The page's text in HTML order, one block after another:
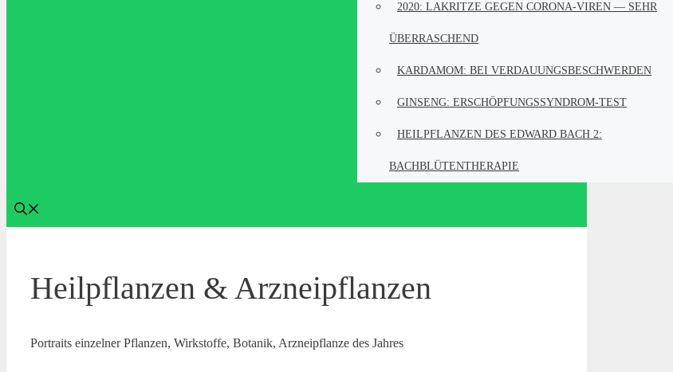
2020: LAKRIT­ZE GEGEN CORO­­NA-VIREN — SEHR
ÜBERRASCHEND
KAR­DA­MOM: BEI VERDAUUNGSBESCHWERDEN
GIN­SENG: ERSCHÖPFUNGSSYNDROM-TEST
HEIL­PFLAN­ZEN DES EDWARD BACH 2:
BACHBLÜTENTHERAPIE
Heilpflanzen & Arzneipflanzen
Por­traits ein­zel­ner Pflan­zen, Wirk­stof­fe, Bota­nik, Arz­nei­pflan­ze des Jahres